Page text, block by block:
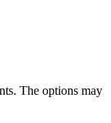
The options may